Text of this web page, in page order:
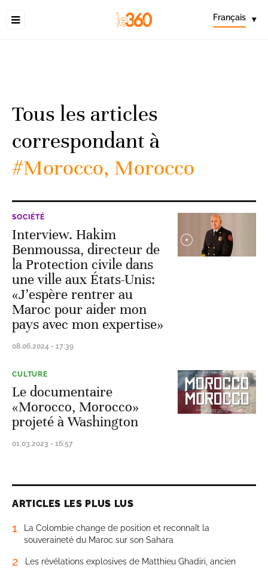
Français ▾
Tous les articles
correspondant à
#Morocco, Morocco
SOCIÉTÉ
Interview. Hakim
Benmoussa, directeur de
la Protection civile dans
une ville aux États-Unis:
«J’espère rentrer au
Maroc pour aider mon
pays avec mon expertise»
08.06.2024 - 17:39
CULTURE
Le documentaire
«Morocco, Morocco»
projeté à Washington
01.03.2023 - 16:57
ARTICLES LES PLUS LUS
1
La Colombie change de position et reconnaît la
souveraineté du Maroc sur son Sahara
2
Les révélations explosives de Matthieu Ghadiri, ancien